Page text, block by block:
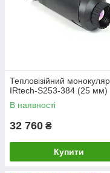
Тепловізійний монокуляр
IRtech-S253-384 (25 мм)
В наявності
32 760 ₴
Купити